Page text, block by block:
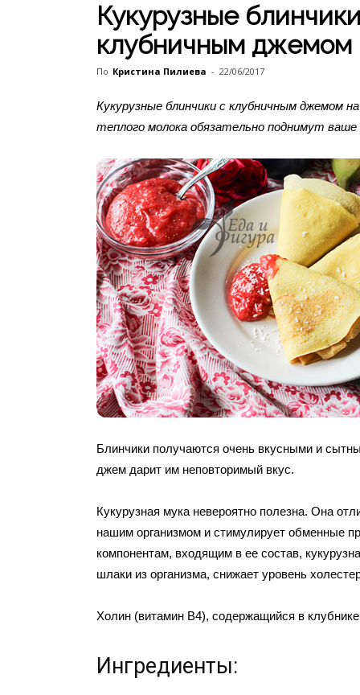
Кукурузные
клубничным джемом
По Кристина Пилиева - 22/06/2017
Кукурузные блинчики с клубничным джемом
теплого молока обязательно поднимут
Блинчики получаются очень вкусными и
джем дарит им неповторимый вкус.
Кукурузная мука невероятно полезна. Она
нашим организмом и стимулирует обменные
компонентам, входящим в ее состав,
шлаки из организма, снижает уровень
Холин (витамин В4), содержащийся в
Ингредиенты: